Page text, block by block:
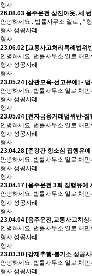
형사
26.08.03 음주운전 삼진아웃, 세
안녕하세요 . 법률사무소 일로 , “
형사 성공사례
형사
23.06.02 [교통사고처리특례법위
안녕하세요. 법률사무소 일로 채
형사 성공사례
형사
23.05.24 [상관모욕-선고유예] -
안녕하세요. 법률사무소 일로 채
형사 성공사례
형사
23.05.04 [전자금융거래법위반-
안녕하세요. 법률사무소 일로 채
형사 성공사례
형사
23.04.28 [준강간 항소심 집행유
안녕하세요. 법률사무소 일로 채
형사 성공사례
형사
23.04.17 [음주운전 3회 집행유예
안녕하세요. 법률사무소 일로 채
형사 성공사례
형사
23.04.04 [음주운전,교통사고치상
안녕하세요. 법률사무소 일로 채
형사 성공사례
형사
23.03.30 [강제추행-불기소 성공
안녕하세요. 법률사무소 일로 채
형사 성공사례